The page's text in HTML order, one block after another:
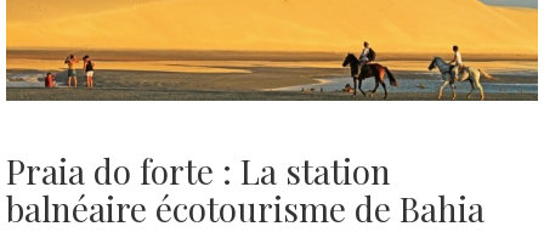
Praia do forte : La station
balnéaire écotourisme de Bahia